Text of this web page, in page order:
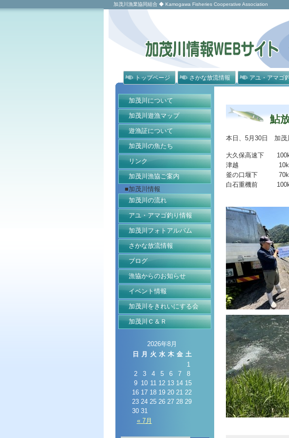
加茂川漁業協同組合 ◆ Kamogawa Fisheries Cooperative Association
トップページ さかな放流情報 アユ・アマゴ
加茂川について
加茂川遊漁マップ
遊漁証について
加茂川の魚たち
リンク
加茂川漁協ご案内
■加茂川情報
加茂川の流れ
アユ・アマゴ釣り情報
加茂川フォトアルバム
さかな放流情報
ブログ
漁協からのお知らせ
イベント情報
加茂川をきれいにする会
加茂川Ｃ＆Ｒ
2026年8月
日
月 火 水 木 金 土
« 7月
1
2
3 4 5 6 7
8
9 10 11 12 13 14 15
16 17 18 19 20 21 22
23 24 25 26 27 28 29
30 31
鮎
本日、5月30日 加茂
大久保高速下
津越
釜の口堰下
白石重機前
計